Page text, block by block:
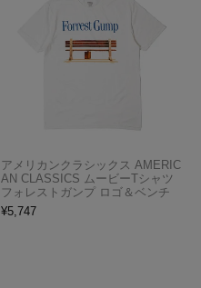
アメリカンクラシックス AMERIC
AN CLASSICS ムービーTシャツ
フォレストガンプ ロゴ＆ベンチ
¥5,747